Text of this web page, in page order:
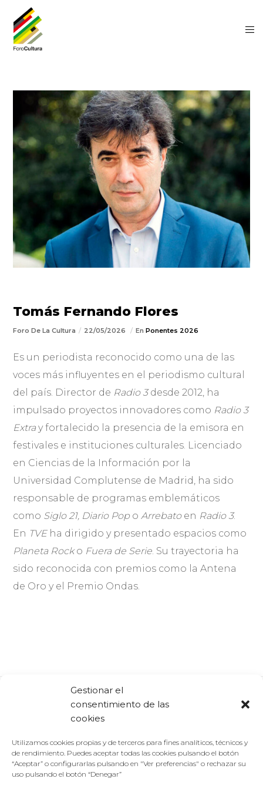
Gestionar el
consentimiento de las
cookies
Utilizamos cookies propias y de terceros para fines analíticos, técnicos y
de rendimiento. Puedes aceptar todas las cookies pulsando el botón
“Aceptar” o configurarlas pulsando en "Ver preferencias" o rechazar su
uso pulsando el botón “Denegar”
Tomás Fernando Flores
Foro De La Cultura 22/05/2026 EnPonentes 2026
Es un periodista reconocido como una de las
voces más influyentes en el periodismo cultural
del país. Director de Radio 3desde 2012, ha
impulsado proyectos innovadores como Radio 3
Extray fortalecido la presencia de la emisora en
festivales e instituciones culturales. Licenciado
en Ciencias de la Información por la
Universidad Complutense de Madrid, ha sido
responsable de programas emblemáticos
como Siglo 21, Diario Pop o Arrebato en Radio 3.
En TVEha dirigido y presentado espacios como
Planeta Rocko Fuera de Serie. Su trayectoria ha
sido reconocida con premios como la Antena
de Oro y el Premio Ondas.
Comparte: Facebook Twitter